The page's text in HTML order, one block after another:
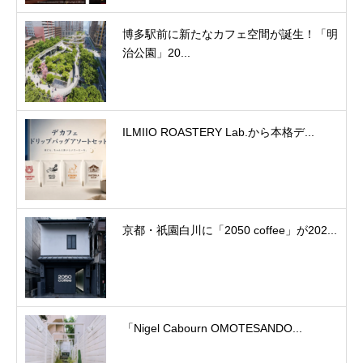
博多駅前に新たなカフェ空間が誕生！「明
治公園」20...
ILMIIO ROASTERY Lab.から本格デ...
京都・祇園白川に「2050 coffee」が202...
「Nigel Cabourn OMOTESANDO...